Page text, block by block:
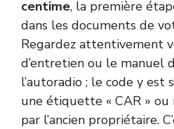
centime, la première
dans les documents de
Regardez attentivement
d’entretien ou le manuel
l’autoradio ; le code y est
une étiquette « CAR »
par l’ancien propriétaire.